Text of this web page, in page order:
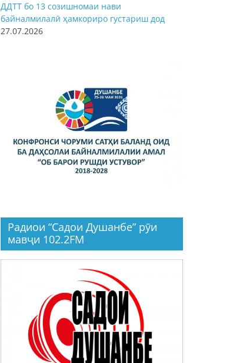
ДДТТ бо 13 созишномаи нави
байналмилалӣ ҳамкориро густариш дод
27.07.2026
Радиои “Садои Душанбе” рӯи
мавҷи 102.2FM